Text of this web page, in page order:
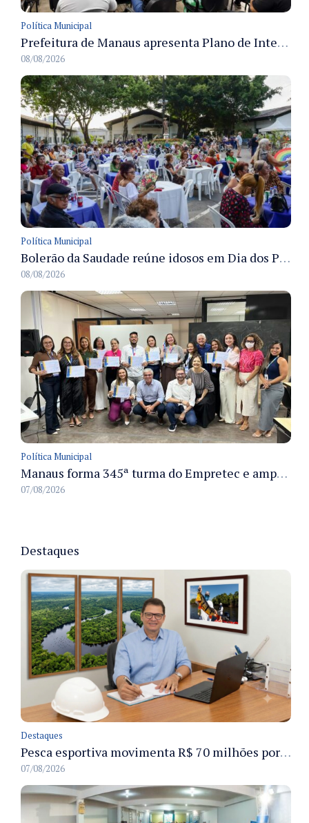
Política Municipal
Prefeitura de Manaus apresenta Plano de Integridade da CGM e qualifica servidores para governança e conformidade no biênio 2027-2028
08/08/2026
Política Municipal
Bolerão da Saudade reúne idosos em Dia dos Pais promovido pela Fundação Dr. Thomas em Manaus
08/08/2026
Política Municipal
Manaus forma 345ª turma do Empretec e amplia qualificação de empreendedores na cidade
07/08/2026
Destaques
Destaques
Pesca esportiva movimenta R$ 70 milhões por ano e ganha espaço na economia sustentável do Amazonas
07/08/2026